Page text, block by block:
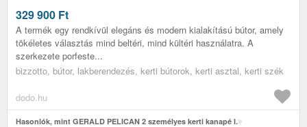
329 900 Ft
A termék egy rendkívül elegáns és modern kialakítású bútor, amely
tökéletes választás mind beltéri, mind kültéri használatra. A
szerkezete porfeste...
bizzotto, bútor, lakberendezés, kerti bútorok, kerti asztal, kerti szék
dodo.hu
Hasonlók, mint GERALD PELICAN 2 személyes kerti kanapé I.